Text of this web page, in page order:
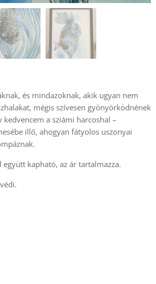
és mindazoknak, akik ugyan nem
mégis szívesen gyönyörködnének
kedvencem a sziámi harcoshal –
illő, ahogyan fátyolos uszonyai
kapható, az ár tartalmazza.